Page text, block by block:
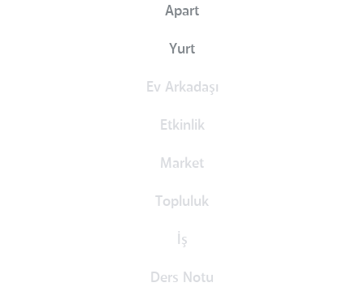
Apart
Yurt
Ev Arkadaşı
Etkinlik
Market
Topluluk
İş
Ders Notu